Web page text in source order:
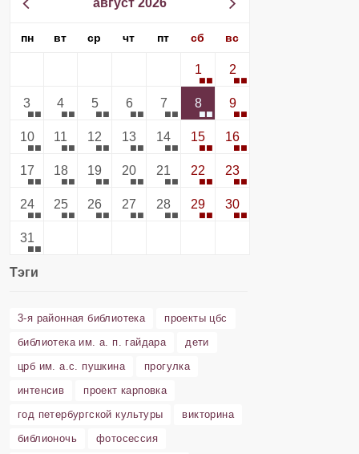
август 2026
пн вт ср чт пт сб вс
1 2
3 4 5 6 7 8 9
10 11 12 13 14 15 16
17 18 19 20 21 22 23
24 25 26 27 28 29 30
31
Тэги
3-я районная библиотека
проекты цбс
библиотека им. а. п. гайдара
дети
црб им. а.с. пушкина
прогулка
интенсив
проект карповка
год петербургской культуры
викторина
библионочь
фотосессия